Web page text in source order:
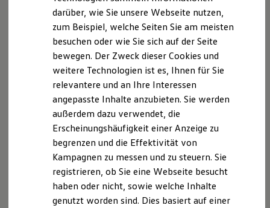
Technologie
Kosten und Kauf
Verbrauchskosten
Kaufoptionen
E-Auto-Förderung
Software und Konnektivität
Die ID. Software 6
ID. Software Versionen und Updates
Digitale Extras
Schnittstellen zu Ihrem ID.
Marke und Erlebnis
Volkswagen R und R Experience
R-Modelle
R Experience
Driving Experience
Volkswagen entdecken
Werkbesichtigung
Mehr zumConnected Travel Assist
Zusätzlich ermöglicht Ihnen ACC einevorausschauende
Geschwindigkeitsanpassung und Kurvenassistenz
Fahrzeug kann so automatisch auf den kommenden
Straßenverlauf reagieren und die Geschwindigkeit den
Verkehrsregeln anpassen. Für eine entspanntere
.
Nutzungsbedingungen
Datenschutzerklärungen
Cookie-Richtlinie
Lizenzhinweise Dritter
Angaben zum Digital Services Act (DSA)
EU Data Act
Produktsicherheitsinformationen
Vertrag Widerrufen
darüber, wie Sie unsere Webseite nutzen,
zum Beispiel, welche Seiten Sie am meisten
besuchen oder wie Sie sich auf der Seite
bewegen. Der Zweck dieser Cookies und
weitere Technologien ist es, Ihnen für Sie
relevantere und an Ihre Interessen
angepasste Inhalte anzubieten. Sie werden
außerdem dazu verwendet, die
Erscheinungshäufigkeit einer Anzeige zu
begrenzen und die Effektivität von
Kampagnen zu messen und zu steuern. Sie
registrieren, ob Sie eine Webseite besucht
haben oder nicht, sowie welche Inhalte
genutzt worden sind. Dies basiert auf einer